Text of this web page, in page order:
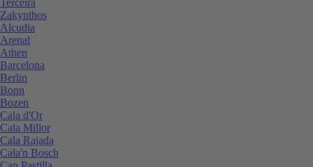
Zakynthos
Alcudia
Arenal
Athen
Barcelona
Berlin
Bonn
Bozen
Cala d'Or
Cala Millor
Cala Rajada
Cala'n Bosch